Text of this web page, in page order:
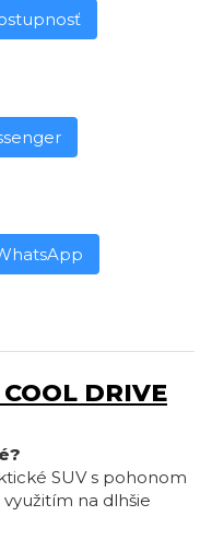
DRIVE
SUV s pohonom
na dlhšie